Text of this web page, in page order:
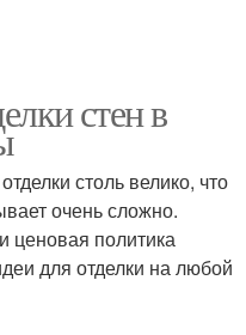
стен в
столь велико, что
очень сложно.
ценовая политика
для отделки на любой